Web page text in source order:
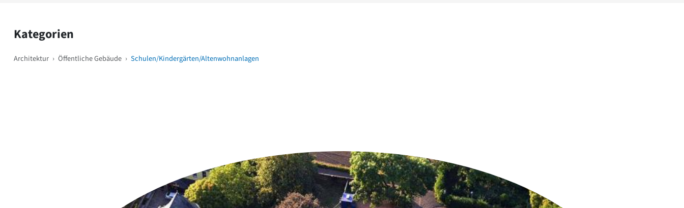
Kategorien
Architektur › Öffentliche Gebäude › Schulen/Kindergärten/Altenwohnanlagen